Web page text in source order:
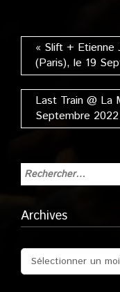
« Slift + Etienne
(Paris), le 19
Last Train @ La
Septembre
Archives